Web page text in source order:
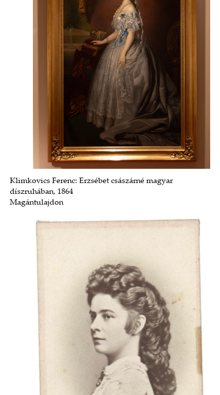
Klimkovics Ferenc: Erzsébet császárné magyar
díszruhában, 1864
Magántulajdon